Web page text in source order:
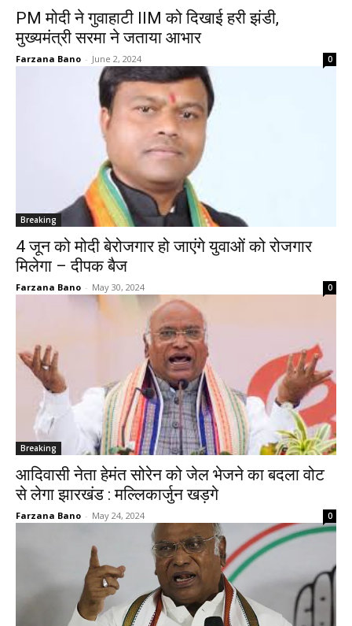
PM मोदी ने गुवाहाटी IIM को दिखाई हरी झंडी,
मुख्यमंत्री सरमा ने जताया आभार
Farzana Bano - June 2, 2024 0
Breaking
4 जून को मोदी बेरोजगार हो जाएंगे युवाओं को रोजगार
मिलेगा – दीपक बैज
Farzana Bano - May 30, 2024 0
Breaking
आदिवासी नेता हेमंत सोरेन को जेल भेजने का बदला वोट
से लेगा झारखंड : मल्लिकार्जुन खड़गे
Farzana Bano - May 24, 2024 0